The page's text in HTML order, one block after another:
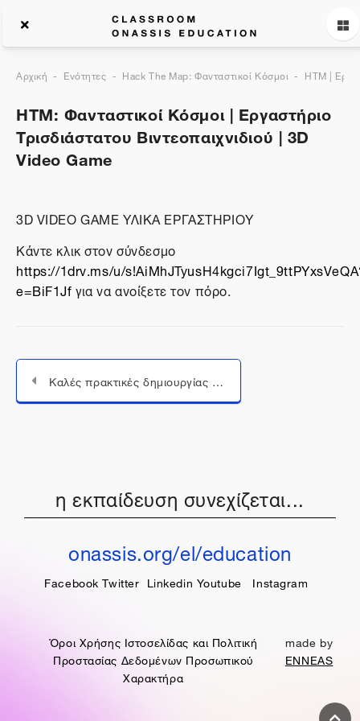
Αρχική Ενότητες Hack The Map: Φανταστικοί Κόσμοι HTM |
HTM: Φανταστικοί Κόσμοι | Εργαστήριο
Τρισδιάστατου Βιντεοπαιχνιδιού | 3D
Video Game
3D VIDEO GAME ΥΛΙΚΑ ΕΡΓΑΣΤΗΡΙΟΥ
Κάντε κλικ στον σύνδεσμο
https://1drv.ms/u/
e=BiF1Jfγια να ανοίξετε τον πόρο.
Καλές πρακτικές δημιουργίας ψηφιακών έργων
Μεταπήδηση σε...
η εκπαίδευση συνεχίζεται...
onassis.org/el/education
Facebook Twitter Linkedin Youtube Instagram
Όροι Χρήσης Ιστοσελίδας και Πολιτική
Προστασίας Δεδομένων Προσωπικού
Χαρακτήρα
made by
ENNEAS